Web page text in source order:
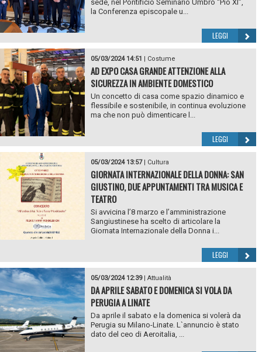
sede, nel Pontificio Seminario Umbro “Pio XI”,
la Conferenza episcopale u...
LEGGI
05/03/2024 14:51 | Costume
AD EXPO CASA GRANDE ATTENZIONE ALLA
SICUREZZA IN AMBIENTE DOMESTICO
Un concetto di casa come spazio dinamico e
flessibile e sostenibile, in continua evoluzione
ma che non può dimenticare l...
LEGGI
05/03/2024 13:57| Cultura
GIORNATA INTERNAZIONALE DELLA DONNA: SAN
GIUSTINO, DUE APPUNTAMENTI TRA MUSICA E
TEATRO
Si avvicina l’8 marzo e l’amministrazione
Sangiustinese ha scelto di articolare la
Giornata Internazionale della Donna i...
LEGGI
05/03/2024 12:39| Attualità
DA APRILE SABATO E DOMENICA SI VOLA DA
PERUGIA A LINATE
Da aprile il sabato e la domenica si volerà da
Perugia su Milano-Linate. L`annuncio è stato
dato del ceo di Aeroitalia, ...